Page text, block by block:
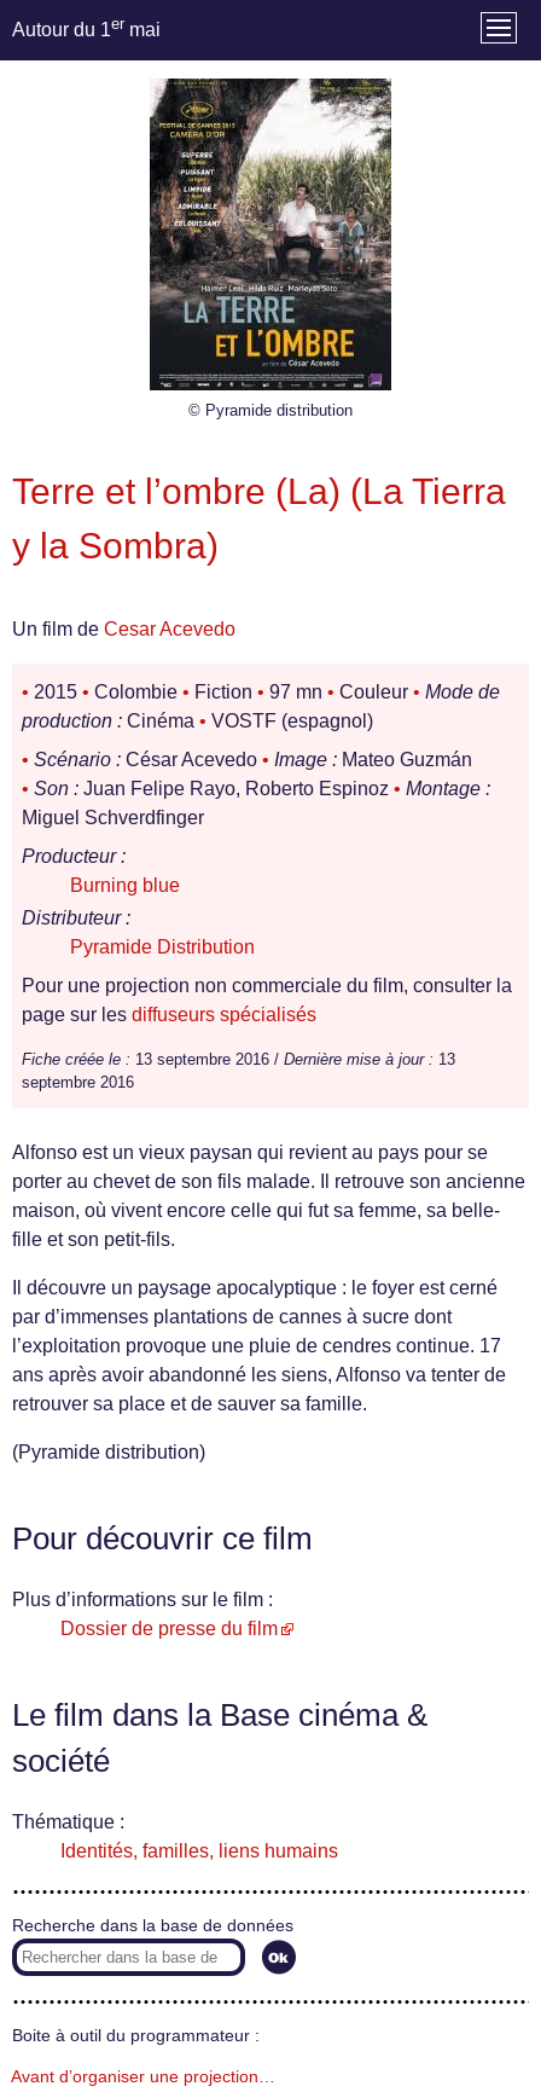
Autour du 1er mai
© Pyramide distribution
Terre et l’ombre (La) (La Tierra
y la Sombra)
Un film de Cesar Acevedo
• 2015 • Colombie • Fiction • 97 mn • Couleur • Mode de
production : Cinéma • VOSTF (espagnol)
• Scénario : César Acevedo • Image : Mateo Guzmán
• Son : Juan Felipe Rayo, Roberto Espinoz • Montage :
Miguel Schverdfinger
Producteur :
Burning blue
Distributeur :
Pyramide Distribution
Pour une projection non commerciale du film, consulter la
page sur les diffuseurs spécialisés
Fiche créée le : 13 septembre 2016 / Dernière mise à jour : 13
septembre 2016
Alfonso est un vieux paysan qui revient au pays pour se
porter au chevet de son fils malade. Il retrouve son ancienne
maison, où vivent encore celle qui fut sa femme, sa belle-
fille et son petit-fils.
Il découvre un paysage apocalyptique : le foyer est cerné
par d’immenses plantations de cannes à sucre dont
l’exploitation provoque une pluie de cendres continue. 17
ans après avoir abandonné les siens, Alfonso va tenter de
retrouver sa place et de sauver sa famille.
(Pyramide distribution)
Pour découvrir ce film
Plus d’informations sur le film :
Dossier de presse du film
Le film dans la Base cinéma &
société
Thématique :
Identités, familles, liens humains
Recherche dans la base de données
Boite à outil du programmateur :
Avant d’organiser une projection…